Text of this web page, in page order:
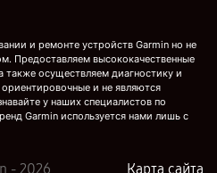
и ремонте устройств Garmin но не
Предоставляем высококачественные
также осуществляем диагностику и
и не являются
у наших специалистов по
Garmin используется нами лишь с
- 2026 Карта сайта